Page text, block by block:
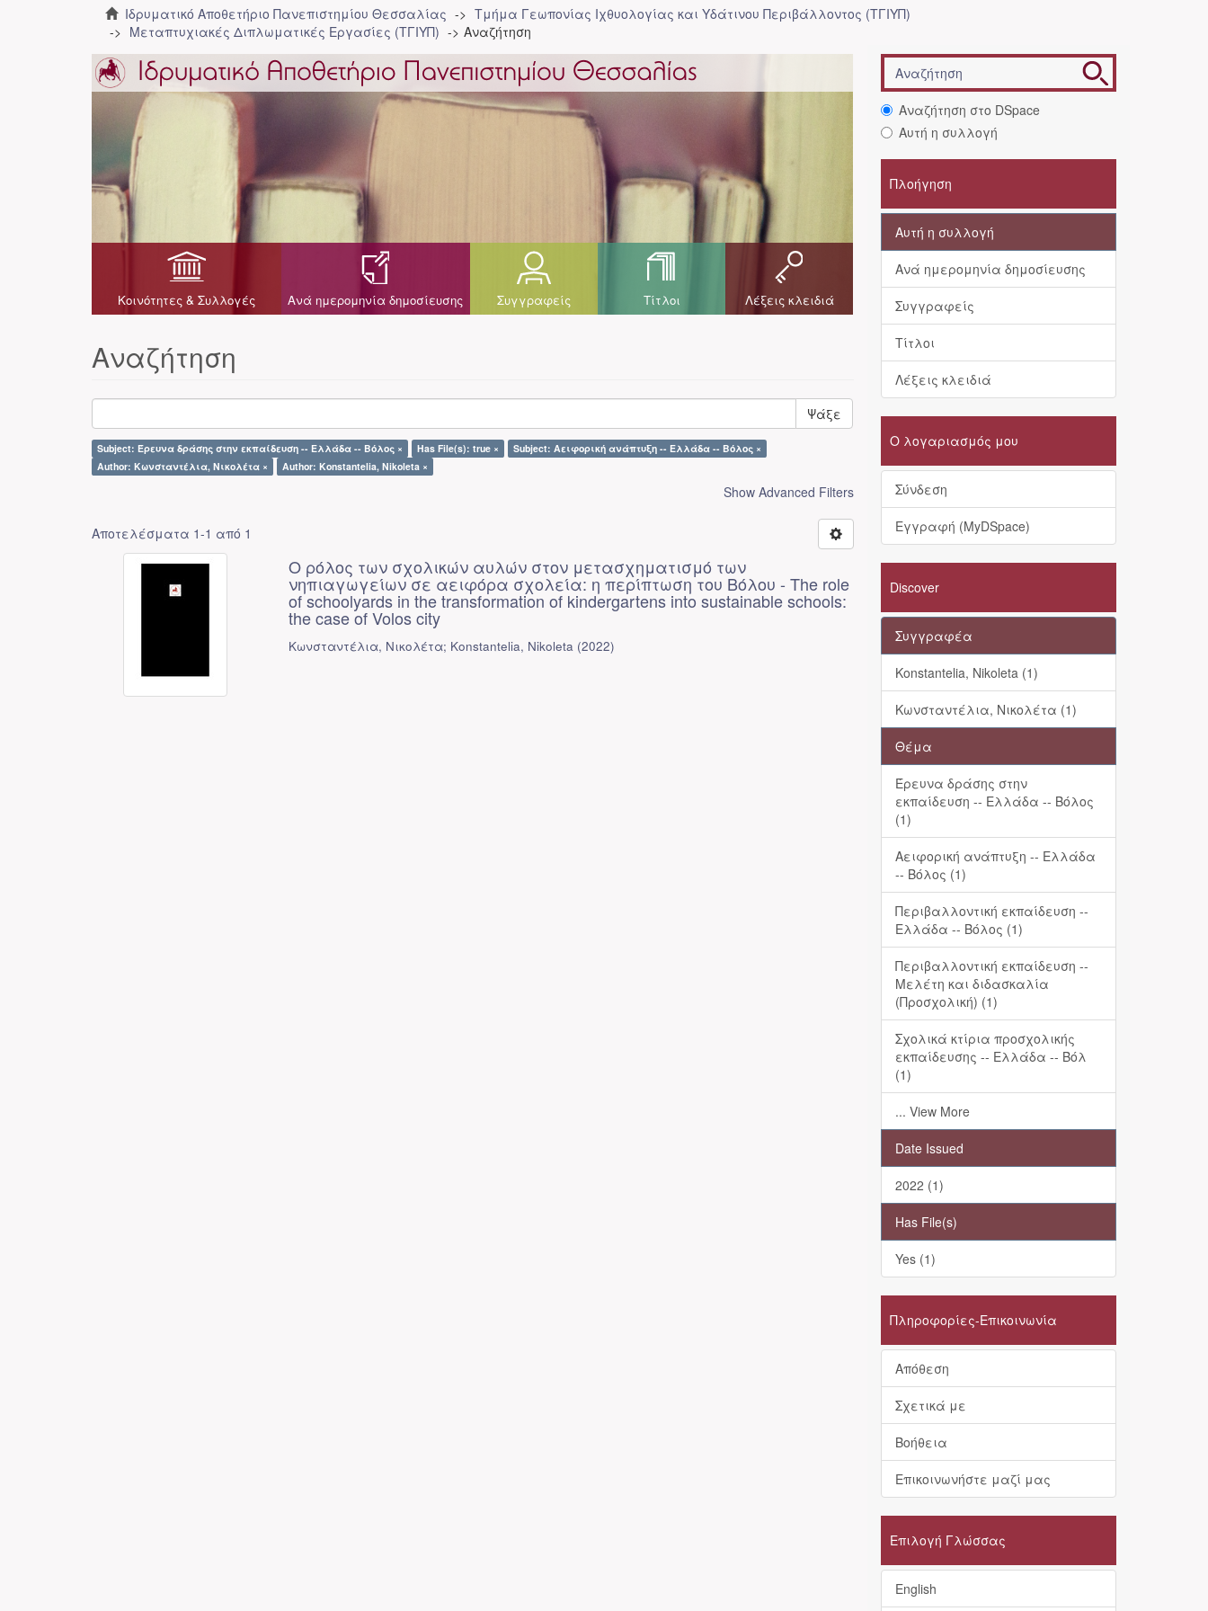
Ιδρυματικό Αποθετήριο Πανεπιστημίου Θεσσαλίας
Τμήμα Γεωπονίας Ιχθυολογίας και Υδάτινου Περιβάλλοντος (ΤΓΙΥΠ)
Μεταπτυχιακές Διπλωματικές Εργασίες (ΤΓΙΥΠ)
Αναζήτηση
Κοινότητες & Συλλογές Ανά ημερομηνία δημοσίευσης Συγγραφείς Τίτλοι Λέξεις κλειδιά
Αναζήτηση
Ψάξε
Subject: Έρευνα δράσης στην εκπαίδευση -- Ελλάδα -- Βόλος × Has File(s): true ×
Subject: Αειφορική ανάπτυξη -- Ελλάδα -- Βόλος ×
Author: Κωνσταντέλια, Νικολέτα ×
Author: Konstantelia, Nikoleta ×
Show Advanced Filters
Αποτελέσματα 1-1 από 1
Ο ρόλος των σχολικών αυλών στον μετασχηματισμό των
νηπιαγωγείων σε αειφόρα σχολεία: η περίπτωση του Βόλου - The role
of schoolyards in the transformation of kindergartens into sustainable schools:
the case of Volos city
Κωνσταντέλια, Νικολέτα; Konstantelia, Nikoleta (2022)
Αναζήτηση στο DSpace
Αυτή η συλλογή
Πλοήγηση
Αυτή η συλλογή
Ανά ημερομηνία δημοσίευσης
Συγγραφείς
Τίτλοι
Λέξεις κλειδιά
Ο λογαριασμός μου
Σύνδεση
Εγγραφή (MyDSpace)
Discover
Συγγραφέα
Konstantelia, Nikoleta (1)
Κωνσταντέλια, Νικολέτα (1)
Θέμα
Έρευνα δράσης στην
εκπαίδευση -- Ελλάδα -- Βόλος
(1)
Αειφορική ανάπτυξη -- Ελλάδα
-- Βόλος (1)
Περιβαλλοντική εκπαίδευση --
Ελλάδα -- Βόλος (1)
Περιβαλλοντική εκπαίδευση --
Μελέτη και διδασκαλία
(Προσχολική) (1)
Σχολικά κτίρια προσχολικής
εκπαίδευσης -- Ελλάδα -- Βόλ
(1)
... View More
Date Issued
2022 (1)
Has File(s)
Yes (1)
Πληροφορίες-Επικοινωνία
Απόθεση
Σχετικά με
Βοήθεια
Επικοινωνήστε μαζί μας
Επιλογή Γλώσσας
English